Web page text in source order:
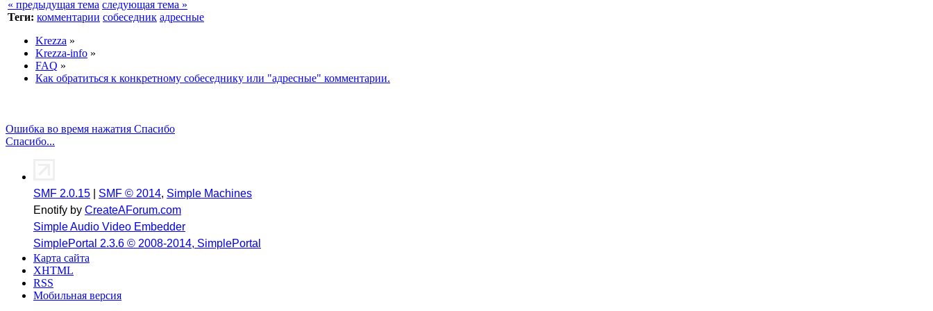
« предыдущая тема следующая тема »
Теги: комментарии собеседник адресные
Krezza »
Krezza-info »
FAQ »
Как обратиться к конкретному собеседнику или "адресные" комментарии.
Ошибка во время нажатия Спасибо
Спасибо...
SMF 2.0.15 SMF © 2014, Simple Machines
Enotify by CreateAForum.com
Simple Audio Video Embedder
SimplePortal 2.3.6 © 2008-2014, SimplePortal
Карта сайта
XHTML
RSS
Мобильная версия